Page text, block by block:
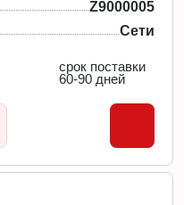
Z9000005
Сети
срок поставки
60-90 дней